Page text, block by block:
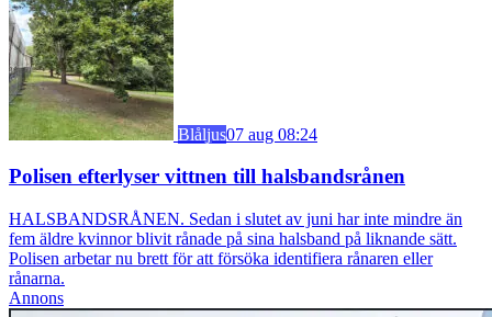
Blåljus07 aug 08:24
Polisen efterlyser vittnen till halsbandsrånen
HALSBANDSRÅNEN. Sedan i slutet av juni har inte mindre än
fem äldre kvinnor blivit rånade på sina halsband på liknande sätt.
Polisen arbetar nu brett för att försöka identifiera rånaren eller
rånarna.
Annons